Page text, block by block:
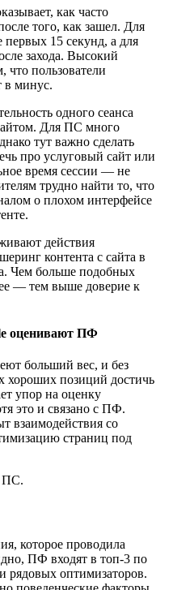
как часто
того, как зашел. Для
первых 15 секунд, а для
захода. Высокий
что пользователи
в минус.
одного сеанса
Для ПС много
тут важно сделать
про услуговый сайт или
время сессии — не
трудно найти то, что
о плохом интерфейсе
действия
контента с сайта в
Чем больше подобных
— тем выше доверие к
оценивают ПФ
больший вес, и без
хороших позиций достичь
упор на оценку
это и связано с ПФ.
взаимодействия со
страниц под
ПС.
которое проводила
ПФ входят в топ-3 по
рядовых оптимизаторов.